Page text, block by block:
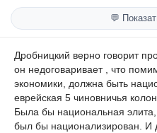
💬
Дробницкий верно говорит
он недоговаривает , что
экономики, должна быть
еврейская 5 чиновничья
Была бы национальная
был бы национализирован.